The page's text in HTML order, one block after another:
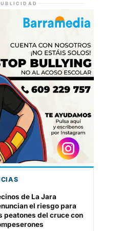
de La Jara
el riesgo para
peatones del cruce con